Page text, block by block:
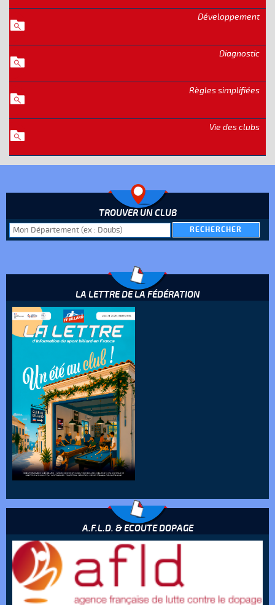
Développement
Diagnostic
Règles simplifiées
Vie des clubs
TROUVER UN CLUB
LA LETTRE DE LA FÉDÉRATION
A.F.L.D. & ECOUTE DOPAGE